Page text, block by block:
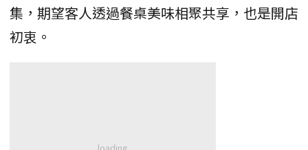
集，期望客人透過餐桌美味相聚共享，也是開店
初衷。